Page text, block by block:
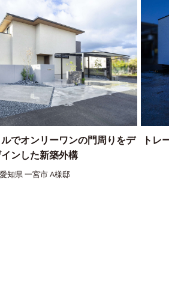
を使用したレンタルスペース
ゾートガーデン
愛知県 南知多町 K様邸
シャ
詳しくはコチラ
詳しくはコチラ